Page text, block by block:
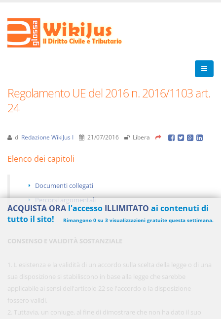
Regolamento UE del 2016 n. 2016/1103 art.
24
di Redazione WikiJus I 21/07/2016 Libera
Elenco dei capitoli
Documenti collegati
Percorsi argomentali
CONSENSO E VALIDITÀ SOSTANZIALE
1. L'esistenza e la validità di un accordo sulla scelta della legge o di una
sua disposizione si stabiliscono in base alla legge che sarebbe
applicabile ai sensi dell'articolo 22 se l'accordo o la disposizione
fossero validi.
2. Tuttavia, un coniuge, al fine di dimostrare che non ha dato il suo
ACQUISTA ORA l'accesso ILLIMITATO ai contenuti di
tutto il sito!
Rimangono 0 su 3 visualizzazioni gratuite questa settimana.
450,00 € ANNUALI
anziché 570.00€ risparmi il 21%!
Acquista ora